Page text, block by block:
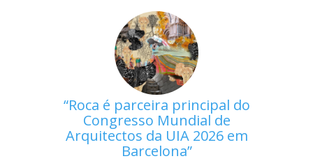
Roca é parceira principal do
Congresso Mundial de
Arquitectos da UIA 2026 em
Barcelona